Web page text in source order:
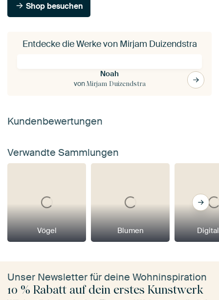
Shop besuchen
Entdecke die Werke von Mirjam Duizendstra
Noah
vonMirjam Duizendstra
Kundenbewertungen
Verwandte Sammlungen
Vögel Blumen
Unser Newsletter für deine Wohninspiration
10 % Rabatt auf dein erstes Kunstwerk